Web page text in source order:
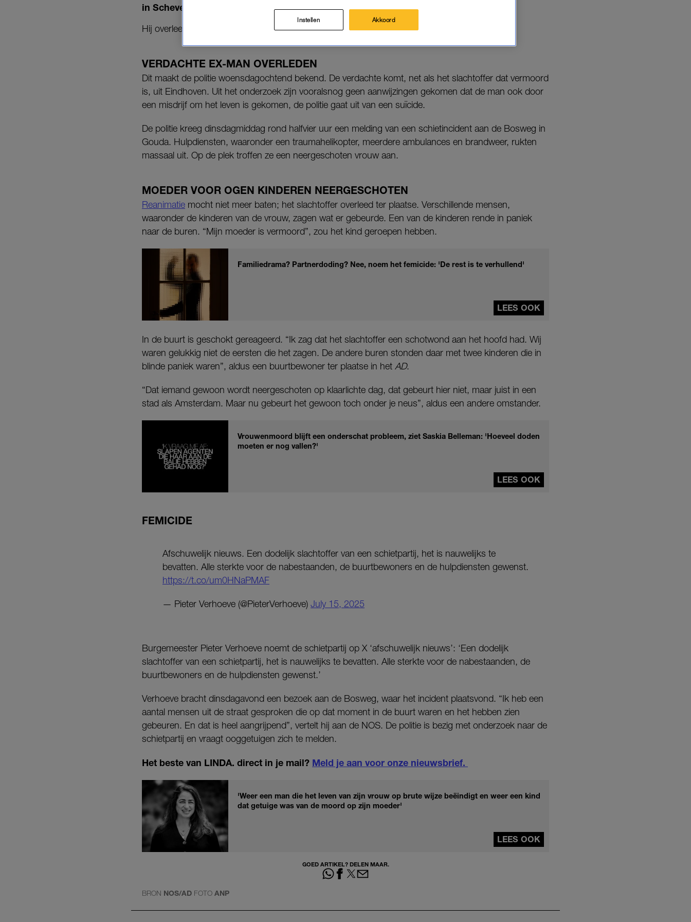
in Scheveningen.
Hij overleed ter plaatse.
VERDACHTE EX-MAN OVERLEDEN
Dit maakt de politie woensdagochtend bekend. De verdachte komt, net als het slachtoffer dat vermoord
is, uit Eindhoven. Uit het onderzoek zijn vooralsnog geen aanwijzingen gekomen dat de man ook door
een misdrijf om het leven is gekomen, de politie gaat uit van een suïcide.
De politie kreeg dinsdagmiddag rond halfvier uur een melding van een schietincident aan de Bosweg in
Gouda. Hulpdiensten, waaronder een traumahelikopter, meerdere ambulances en brandweer, rukten
massaal uit. Op de plek troffen ze een neergeschoten vrouw aan.
MOEDER VOOR OGEN KINDEREN NEERGESCHOTEN
Reanimatie mocht niet meer baten; het slachtoffer overleed ter plaatse. Verschillende mensen,
waaronder de kinderen van de vrouw, zagen wat er gebeurde. Een van de kinderen rende in paniek
naar de buren. “Mijn moeder is vermoord”, zou het kind geroepen hebben.
Familiedrama? Partnerdoding? Nee, noem het femicide: 'De rest is te verhullend'
LEES OOK
In de buurt is geschokt gereageerd. “Ik zag dat het slachtoffer een schotwond aan het hoofd had. Wij
waren gelukkig niet de eersten die het zagen. De andere buren stonden daar met twee kinderen die in
blinde paniek waren”, aldus een buurtbewoner ter plaatse in het AD.
“Dat iemand gewoon wordt neergeschoten op klaarlichte dag, dat gebeurt hier niet, maar juist in een
stad als Amsterdam. Maar nu gebeurt het gewoon toch onder je neus”, aldus een andere omstander.
Vrouwenmoord blijft een onderschat probleem, ziet Saskia Belleman: 'Hoeveel doden
moeten er nog vallen?'
LEES OOK
FEMICIDE
Afschuwelijk nieuws. Een dodelijk slachtoffer van een schietpartij, het is nauwelijks te
bevatten. Alle sterkte voor de nabestaanden, de buurtbewoners en de hulpdiensten gewenst.
https://t.co/um0HNaPMAF
— Pieter Verhoeve (@PieterVerhoeve) July 15, 2025
Burgemeester Pieter Verhoeve noemt de schietpartij op X ‘afschuwelijk nieuws’: ‘Een dodelijk
slachtoffer van een schietpartij, het is nauwelijks te bevatten. Alle sterkte voor de nabestaanden, de
buurtbewoners en de hulpdiensten gewenst.’
Verhoeve bracht dinsdagavond een bezoek aan de Bosweg, waar het incident plaatsvond. “Ik heb een
aantal mensen uit de straat gesproken die op dat moment in de buurt waren en het hebben zien
gebeuren. En dat is heel aangrijpend”, vertelt hij aan de NOS. De politie is bezig met onderzoek naar de
schietpartij en vraagt ooggetuigen zich te melden.
Het beste van LINDA. direct in je mail? Meld je aan voor onze nieuwsbrief.
'Weer een man die het leven van zijn vrouw op brute wijze beëindigt en weer een kind
dat getuige was van de moord op zijn moeder'
LEES OOK
GOED ARTIKEL? DELEN MAAR.
BRON NOS/AD FOTO ANP
Instellen Akkoord